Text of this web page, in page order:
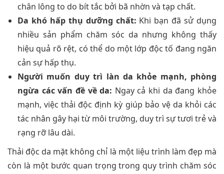
chân lông to do bít tắc bởi bã nhờn và tạp chất.
Da khó hấp thụ dưỡng chất: Khi bạn đã sử dụng
nhiều sản phẩm chăm sóc da nhưng không thấy
hiệu quả rõ rệt, có thể do một lớp độc tố đang ngăn
cản sự hấp thụ.
Người muốn duy trì làn da khỏe mạnh, phòng
ngừa các vấn đề về da: Ngay cả khi da đang khỏe
mạnh, việc thải độc định kỳ giúp bảo vệ da khỏi các
tác nhân gây hại từ môi trường, duy trì sự tươi trẻ và
rạng rỡ lâu dài.
Thải độc da mặt không chỉ là một liệu trình làm đẹp mà
còn là một bước quan trọng trong quy trình chăm sóc